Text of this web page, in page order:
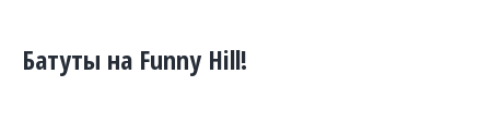
Батуты на Funny Hill!